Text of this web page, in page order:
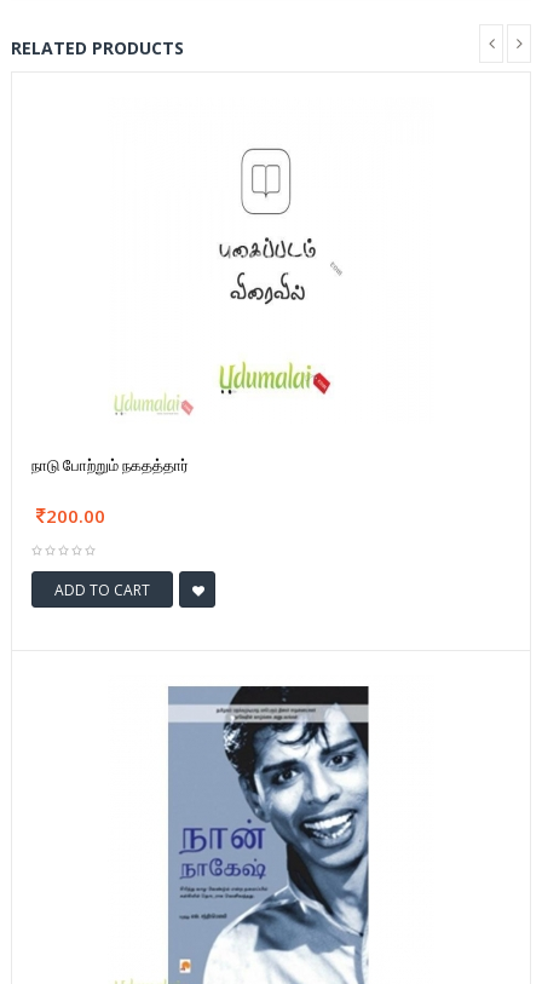
RELATED PRODUCTS
நாடு போற்றும் நகதத்தார்
200.00
ADD TO CART